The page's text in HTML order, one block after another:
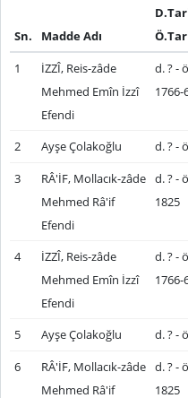
Sn. Madde Adı
1
İZZÎ, Reis-zâde
Mehmed Emîn İzzî
Efendi
d. ? -
1766-
2 Ayşe Çolakoğlu d. ? -
3
RÂ'İF, Mollacık-zâde
Mehmed Râ'if
Efendi
d. ? -
1825
4
İZZÎ, Reis-zâde
Mehmed Emîn İzzî
Efendi
d. ? -
1766-
5 Ayşe Çolakoğlu d. ? -
6
RÂ'İF, Mollacık-zâde
Mehmed Râ'if
d. ? -
1825